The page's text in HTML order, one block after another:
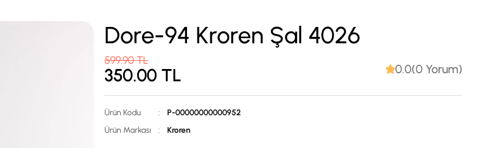
Dore-94 Kroren Şal 4026
599.90TL
350.00 TL 0.0(0 Yorum)
Ürün Kodu :
P-00000000000952
Ürün Markası
: Kroren